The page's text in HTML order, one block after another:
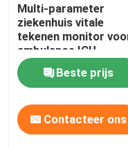
De medische
Medisch
Multi-parameter
ziekenhuis vitale
tekenen monitor
ambulance ICU
Beste prijs
Contacteer ons